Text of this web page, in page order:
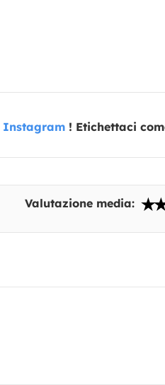
Instagram! Etichettaci
Valutazione media: